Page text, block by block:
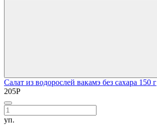
Салат из водорослей вакамэ без сахара 150 г
205Р
уп.